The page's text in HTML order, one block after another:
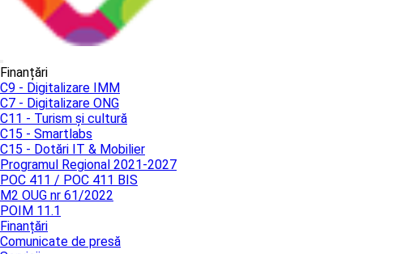
Finanțări
C9 - Digitalizare IMM
C7 - Digitalizare ONG
C11 - Turism și cultură
C15 - Smartlabs
C15 - Dotări IT & Mobilier
Programul Regional 2021-2027
POC 411 / POC 411 BIS
M2 OUG nr 61/2022
POIM 11.1
Finanțări
Comunicate de presă